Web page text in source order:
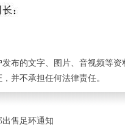
布的文字、图片、音视频等
并不承担任何法律责任。
出售足环通知